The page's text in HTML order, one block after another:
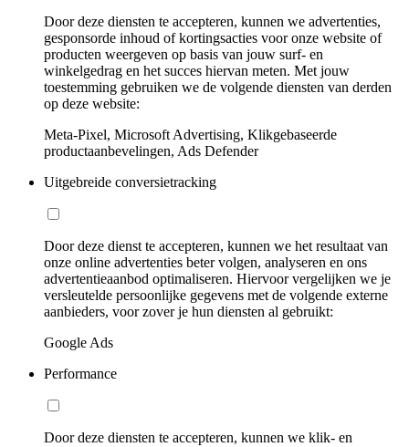
Door deze diensten te accepteren, kunnen we advertenties,
gesponsorde inhoud of kortingsacties voor onze website of
producten weergeven op basis van jouw surf- en
winkelgedrag en het succes hiervan meten. Met jouw
toestemming gebruiken we de volgende diensten van derden
op deze website:
Meta-Pixel, Microsoft Advertising, Klikgebaseerde
productaanbevelingen, Ads Defender
Uitgebreide conversietracking
Door deze dienst te accepteren, kunnen we het resultaat van
onze online advertenties beter volgen, analyseren en ons
advertentieaanbod optimaliseren. Hiervoor vergelijken we je
versleutelde persoonlijke gegevens met de volgende externe
aanbieders, voor zover je hun diensten al gebruikt:
Google Ads
Performance
Door deze diensten te accepteren, kunnen we klik- en